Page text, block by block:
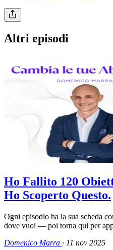
Altri episodi
Ho Fallito 120
Ho Scoperto Questo.
Ogni episodio ha la sua scheda
dove vuoi — poi torna qui per
Domenico Marra · 11 nov 2025